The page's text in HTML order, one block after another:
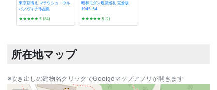
東京店構え マテウシュ・ウル
バノヴィチ作品集
★★★★★ 5 (84)
昭和モダン建築巡礼 完全版
1945-64
★★★★★ 5 (2)
所在地マップ
※吹き出しの建物名クリックでGoolgeマップアプリが開きます